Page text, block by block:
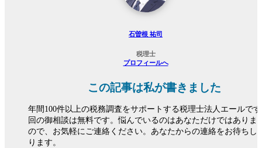
石曽根 祐司
税理士
プロフィールへ
この記事は私が書きました
年間100件以上の税務調査をサポートする税理士法人エールで
回の御相談は無料です。悩んでいるのはあなただけではありま
ので、お気軽にご連絡ください。あなたからの連絡をお待ちし
ります。